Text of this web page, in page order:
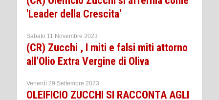
'Leader della Crescita'
Sabato 11 Novembre 2023
(CR) Zucchi , I miti e falsi miti attorno
all’Olio Extra Vergine di Oliva
Venerdì 29 Settembre 2023
OLEIFICIO ZUCCHI SI RACCONTA AGLI